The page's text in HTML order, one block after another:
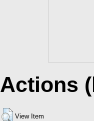
Actions
View Item